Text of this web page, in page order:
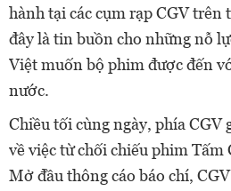
hành tại các cụm rạp CGV trên
đây là tin buồn cho những nỗ
Việt muốn bộ phim được đến
nước.
Chiều tối cùng ngày, phía CGV
về việc từ chối chiếu phim Tấm
Mở đầu thông cáo báo chí,